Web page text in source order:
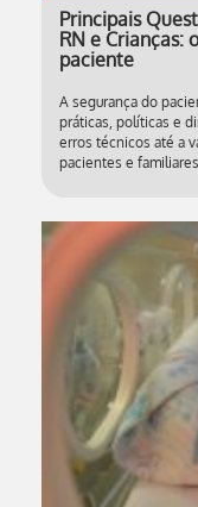
Principais
RN e Crianças:
paciente
A segurança do
práticas, políticas e
erros técnicos até a
pacientes e